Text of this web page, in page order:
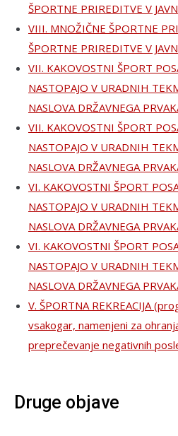
ŠPORTNE PRIREDITVE V
VIII. MNOŽIČNE ŠPORTNE
ŠPORTNE PRIREDITVE V
VII. KAKOVOSTNI ŠPORT
NASTOPAJO V URADNIH
NASLOVA DRŽAVNEGA
VII. KAKOVOSTNI ŠPORT
NASTOPAJO V URADNIH
NASLOVA DRŽAVNEGA
VI. KAKOVOSTNI ŠPORT
NASTOPAJO V URADNIH
NASLOVA DRŽAVNEGA
VI. KAKOVOSTNI ŠPORT
NASTOPAJO V URADNIH
NASLOVA DRŽAVNEGA
V. ŠPORTNA REKREACIJA
vsakogar, namenjeni za
preprečevanje negativnih
Druge objave